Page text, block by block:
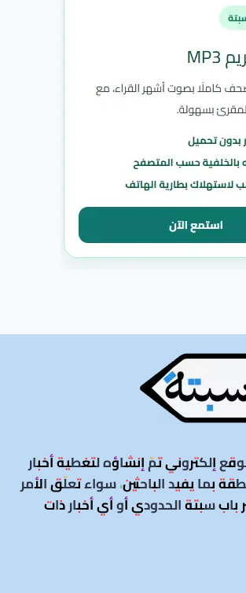
إلكتروني تمّ إنشاؤه لتغطية أخبار
بما يفيد الباحثين، سواء تعلّق الأمر
سبتة الحدودي أو أي أخبار ذات